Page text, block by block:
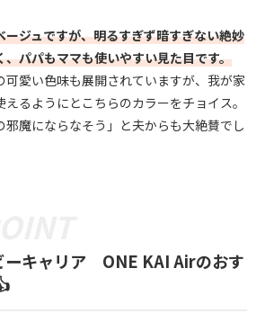
ージュですが、明るすぎず暗すぎない絶妙
、パパもママも使いやすい見た目です。
可愛い色味も展開されていますが、我が家
るようにとこちらのカラーをチョイス。
邪魔にならなそう」と夫からも大絶賛でし
キャリア ONE KAI Airのおす